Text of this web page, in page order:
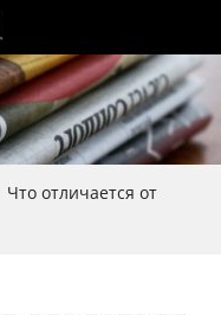
Что отличается от